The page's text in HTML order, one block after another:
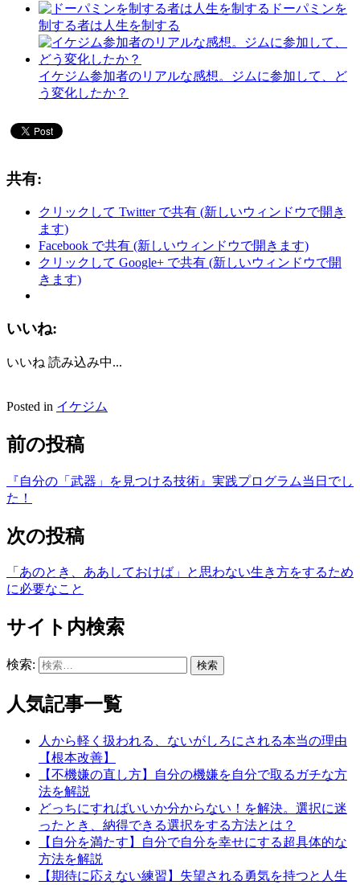
ドーパミンを
制する者は人生を制する
イケジム参加者のリアルな感想。ジムに参加して、ど
う変化したか？
共有:
クリックして Twitter で共有 (新しいウィンドウで開き
ます)
Facebook で共有 (新しいウィンドウで開きます)
クリックして Google+ で共有 (新しいウィンドウで開
きます)
いいね:
いいね 読み込み中...
Posted in イケジム
前の投稿
『自分の「武器」を見つける技術』実践プログラム当日でし
た！
次の投稿
「あのとき、ああしておけば」と思わない生き方をするため
に必要なこと
サイト内検索
検索:
人気記事一覧
人から軽く扱われる、ないがしろにされる本当の理由
【根本改善】
【不機嫌の直し方】自分の機嫌を自分で取るガチな方
法を解説
どっちにすればいいか分からない！を解決。選択に迷
ったとき、納得できる選択をする方法とは？
【自分を満たす】自分で自分を幸せにする超具体的な
方法を解説
【期待に応えない練習】失望される勇気を持つと人生